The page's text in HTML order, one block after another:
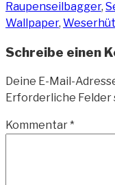
Raupenseilbagger,
Wallpaper,
Schreibe einen
Deine E-Mail-
Erforderliche Felder
Kommentar*